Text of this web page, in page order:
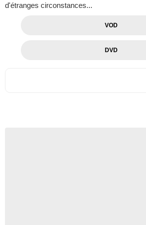
d'étranges circonstances...
VOD
DVD